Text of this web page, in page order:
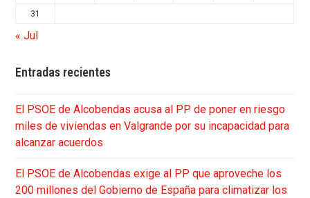
31
« Jul
Entradas recientes
El PSOE de Alcobendas acusa al PP de poner en riesgo
miles de viviendas en Valgrande por su incapacidad para
alcanzar acuerdos
El PSOE de Alcobendas exige al PP que aproveche los
200 millones del Gobierno de España para climatizar los